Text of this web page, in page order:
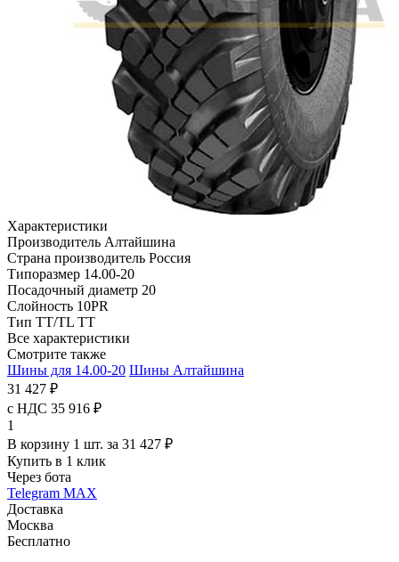
Характеристики
Производитель Алтайшина
Страна производитель Россия
Типоразмер 14.00-20
Посадочный диаметр 20
Слойность 10PR
Тип TT/TL TT
Все характеристики
Смотрите также
Шины для 14.00-20 Шины Алтайшина
31 427 ₽
с НДС 35 916 ₽
1
В корзину 1 шт. за 31 427 ₽
Купить в 1 клик
Через бота
Telegram MAX
Доставка
Москва
Бесплатно